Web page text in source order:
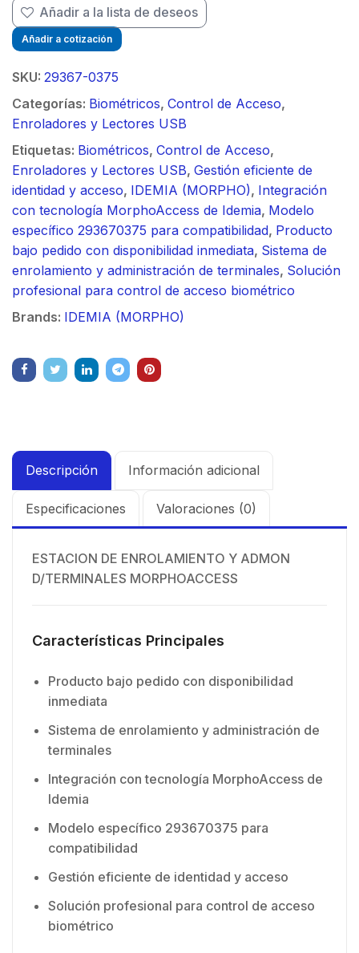
Añadir a la lista de deseos
Añadir a cotización
SKU: 29367-0375
Categorías: Biométricos, Control de Acceso,
Enroladores y Lectores USB
Etiquetas: Biométricos, Control de Acceso,
Enroladores y Lectores USB, Gestión eficiente de
identidad y acceso, IDEMIA (MORPHO), Integración
con tecnología MorphoAccess de Idemia, Modelo
específico 293670375 para compatibilidad, Producto
bajo pedido con disponibilidad inmediata, Sistema de
enrolamiento y administración de terminales, Solución
profesional para control de acceso biométrico
Brands: IDEMIA (MORPHO)
Descripción Información adicional
Especificaciones Valoraciones (0)
ESTACION DE ENROLAMIENTO Y ADMON
D/TERMINALES MORPHOACCESS
Características Principales
Producto bajo pedido con disponibilidad
inmediata
Sistema de enrolamiento y administración de
terminales
Integración con tecnología MorphoAccess de
Idemia
Modelo específico 293670375 para
compatibilidad
Gestión eficiente de identidad y acceso
Solución profesional para control de acceso
biométrico